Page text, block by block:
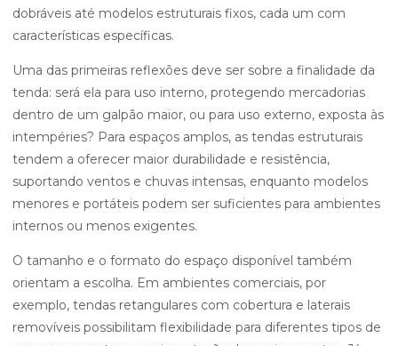
dobráveis até modelos estruturais fixos, cada um com
características específicas.
Uma das primeiras reflexões deve ser sobre a finalidade da
tenda: será ela para uso interno, protegendo mercadorias
dentro de um galpão maior, ou para uso externo, exposta às
intempéries? Para espaços amplos, as tendas estruturais
tendem a oferecer maior durabilidade e resistência,
suportando ventos e chuvas intensas, enquanto modelos
menores e portáteis podem ser suficientes para ambientes
internos ou menos exigentes.
O tamanho e o formato do espaço disponível também
orientam a escolha. Em ambientes comerciais, por
exemplo, tendas retangulares com cobertura e laterais
removíveis possibilitam flexibilidade para diferentes tipos de